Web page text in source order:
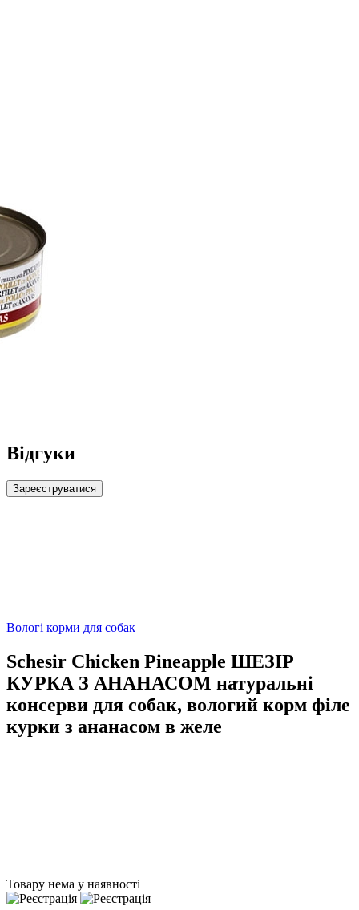
Відгуки
Зареєструватися
Вологі корми для собак
Schesir Chicken Pineapple ШЕЗІР
КУРКА З АНАНАСОМ натуральні
консерви для собак, вологий корм філе
курки з ананасом в желе
Товару нема у наявності